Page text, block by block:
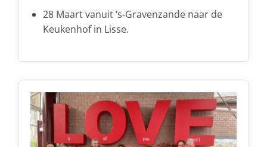
28 Maart vanuit ‘s-Gravenzande naar de
Keukenhof in Lisse.